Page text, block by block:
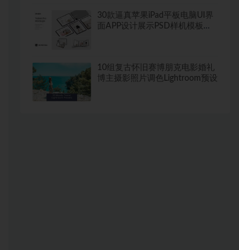
30款逼真苹果iPad平板电脑UI界
面APP设计展示PSD样机模板素
10组复古怀旧赛博朋克电影婚礼
博主摄影照片调色Lightroom预设